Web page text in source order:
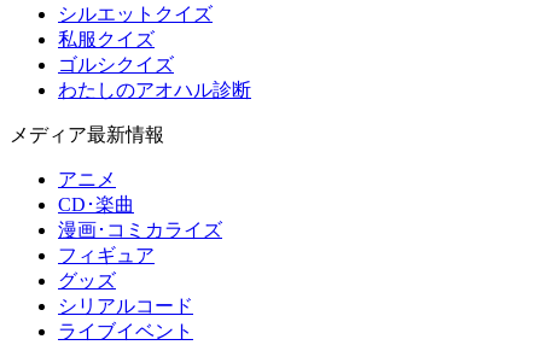
シルエットクイズ
私服クイズ
ゴルシクイズ
わたしのアオハル診断
メディア最新情報
アニメ
CD･楽曲
漫画･コミカライズ
フィギュア
グッズ
シリアルコード
ライブイベント